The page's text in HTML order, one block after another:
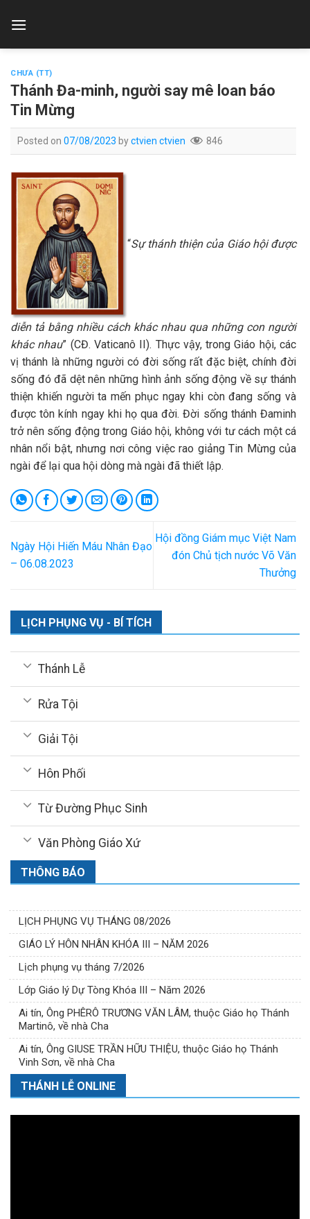
CHƯA (TT)
Thánh Đa-minh, người say mê loan báo
Tin Mừng
Posted on 07/08/2023 byctvien ctvien 846
“Sự thánh thiện của Giáo hội được
diễn tả bằng nhiều cách khác nhau qua những con người
khác nhau” (CĐ. Vaticanô II). Thực vậy, trong Giáo hội, các
vị thánh là những người có đời sống rất đặc biệt, chính đời
sống đó đã dệt nên những hình ảnh sống động về sự thánh
thiện khiến người ta mến phục ngay khi còn đang sống và
được tôn kính ngay khi họ qua đời. Đời sống thánh Đaminh
trở nên sống động trong Giáo hội, không với tư cách một cá
nhân nổi bật, nhưng nơi công việc rao giảng Tin Mừng của
ngài để lại qua hội dòng mà ngài đã thiết lập.
Ngày Hội Hiến Máu Nhân Đạo
– 06.08.2023
Hội đồng Giám mục Việt Nam
đón Chủ tịch nước Võ Văn
Thưởng
LỊCH PHỤNG VỤ - BÍ TÍCH
Thánh Lễ
Rửa Tội
Giải Tội
Hôn Phối
Từ Đường Phục Sinh
Văn Phòng Giáo Xứ
THÔNG BÁO
LỊCH PHỤNG VỤ THÁNG 08/2026
GIÁO LÝ HÔN NHÂN KHÓA III – NĂM 2026
Lịch phụng vụ tháng 7/2026
Lớp Giáo lý Dự Tòng Khóa III – Năm 2026
Ai tín, Ông PHÊRÔ TRƯƠNG VĂN LÂM, thuộc Giáo họ Thánh
Martinô, về nhà Cha
Ai tín, Ông GIUSE TRẦN HỮU THIỆU, thuộc Giáo họ Thánh
Vinh Sơn, về nhà Cha
THÁNH LỄ ONLINE